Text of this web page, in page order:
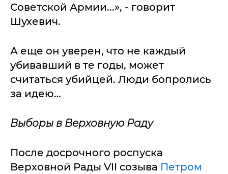
Советской Армии...», - говорит
Шухевич.
А еще он уверен, что не каждый
убивавший в те годы, может
считаться убийцей. Люди бопролись
за идею…
Выборы в Верховную Раду
После досрочного роспуска
Верховной Рады VII созыва Петром